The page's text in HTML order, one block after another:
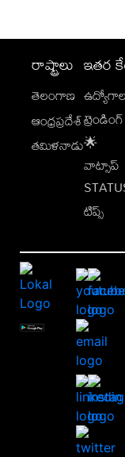
రాష్ట్రాలు
తెలంగాణ
ఆంధ్రప్రదేశ్
తమిళనాడు
ఇతర
ట్రెండింగ్
🌟
వాట్సాప్
టిప్స్